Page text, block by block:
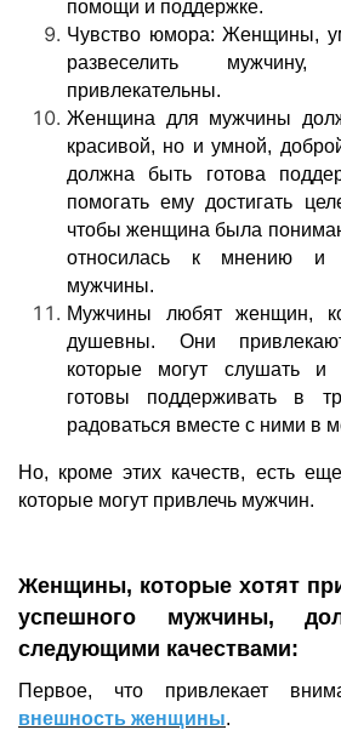
помощи и поддержке.
Чувство юмора:Женщины,
развеселить
привлекательны.
Женщина для мужчины
красивой, но и умной,
должна быть готова
помогать ему достигать
чтобы женщина была
относилась к мнению и
мужчины.
Мужчины любят женщин,
душевны. Они
которые могут слушать и
готовы поддерживать в
радоваться вместе с ними в
Но, кроме этих качеств, есть
которые могут привлечь мужчин.
Женщины, которые хотят
успешного мужчины,
следующими качествами:
Первое, что привлекает
внешность женщины.